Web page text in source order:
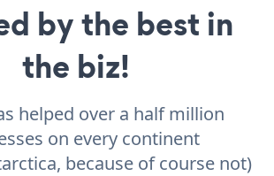
by the best in
the biz!
helped over a half million
on every continent
because of course not)